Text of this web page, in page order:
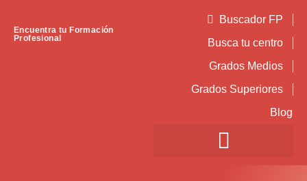
Encuentra tu Formación
Profesional
Buscador FP
Busca tu centro
Grados Medios
Grados Superiores
Blog